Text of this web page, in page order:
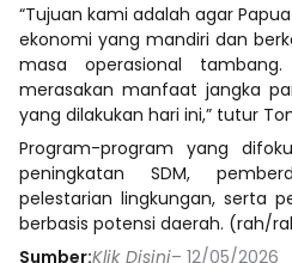
“Tujuan kami adalah agar
ekonomi yang mandiri dan
masa operasional
merasakan manfaat jangka
yang dilakukan hari ini,” tutur
Program-program yang
peningkatan SDM,
pelestarian lingkungan, serta
berbasis potensi daerah. (rah/
Sumber:Klik Disini– 12/05/2026